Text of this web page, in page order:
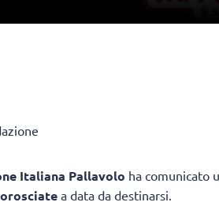
Italiana Pallavolo ha comunicato
a data da destinarsi.